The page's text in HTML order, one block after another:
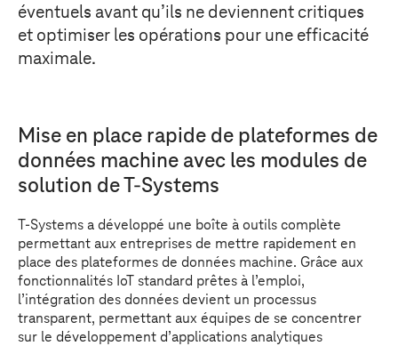
éventuels avant qu’ils ne deviennent critiques
et optimiser les opérations pour une efficacité
maximale.
Mise en place rapide de plateformes de
données machine avec les modules de
solution deT-Systems
T-Systems a développé une boîte à outils complète
permettant aux entreprises de mettre rapidement en
place des plateformes de données machine. Grâce aux
fonctionnalités IoT standard prêtes à l’emploi,
l’intégration des données devient un processus
transparent, permettant aux équipes de se concentrer
sur le développement d’applications analytiques